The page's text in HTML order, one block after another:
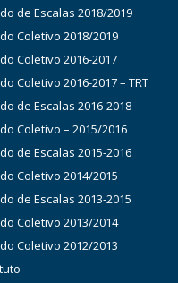
de Escalas 2018/2019
Coletivo 2018/2019
Coletivo 2016-2017
Coletivo 2016-2017 – TRT
de Escalas 2016-2018
Coletivo – 2015/2016
de Escalas 2015-2016
Coletivo 2014/2015
de Escalas 2013-2015
Coletivo 2013/2014
Coletivo 2012/2013